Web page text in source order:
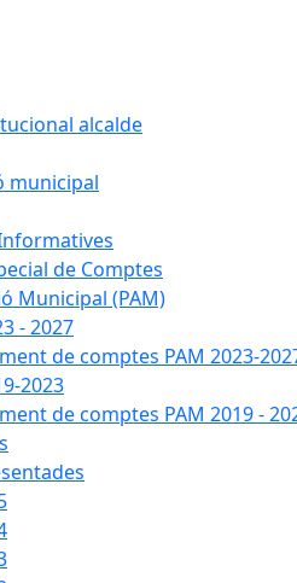
alcalde
municipal
de Comptes
Municipal (PAM)
- 2027
de comptes PAM 2023-
2023
de comptes PAM 2019 -